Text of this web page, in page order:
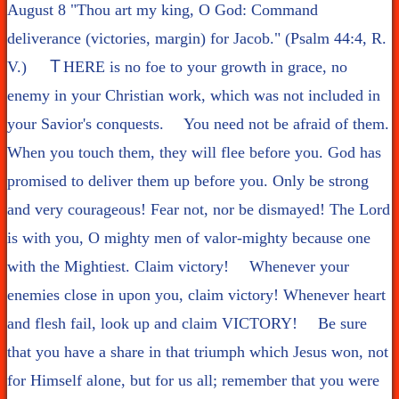
August 8 "Thou art my king, O God: Command
deliverance (victories, margin) for Jacob." (Psalm 44:4, R.
V.) ＴHERE is no foe to your growth in grace, no
enemy in your Christian work, which was not included in
your Savior's conquests. You need not be afraid of them.
When you touch them, they will flee before you. God has
promised to deliver them up before you. Only be strong
and very courageous! Fear not, nor be dismayed! The Lord
is with you, O mighty men of valor-mighty because one
with the Mightiest. Claim victory! Whenever your
enemies close in upon you, claim victory! Whenever heart
and flesh fail, look up and claim VICTORY! Be sure
that you have a share in that triumph which Jesus won, not
for Himself alone, but for us all; remember that you were